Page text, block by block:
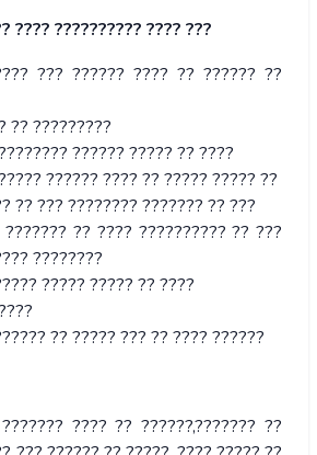
???? ?????????? ???? ???
??? ?????? ???? ?? ?????? ??
?? ?????????
?????? ????? ?? ????
?????? ???? ?? ????? ????? ??
?? ??? ???????? ??????? ?? ???
?? ???? ?????????? ?? ???
????????
????? ????? ?? ????
?? ????? ??? ?? ???? ??????
???? ?? ??????,??????? ??